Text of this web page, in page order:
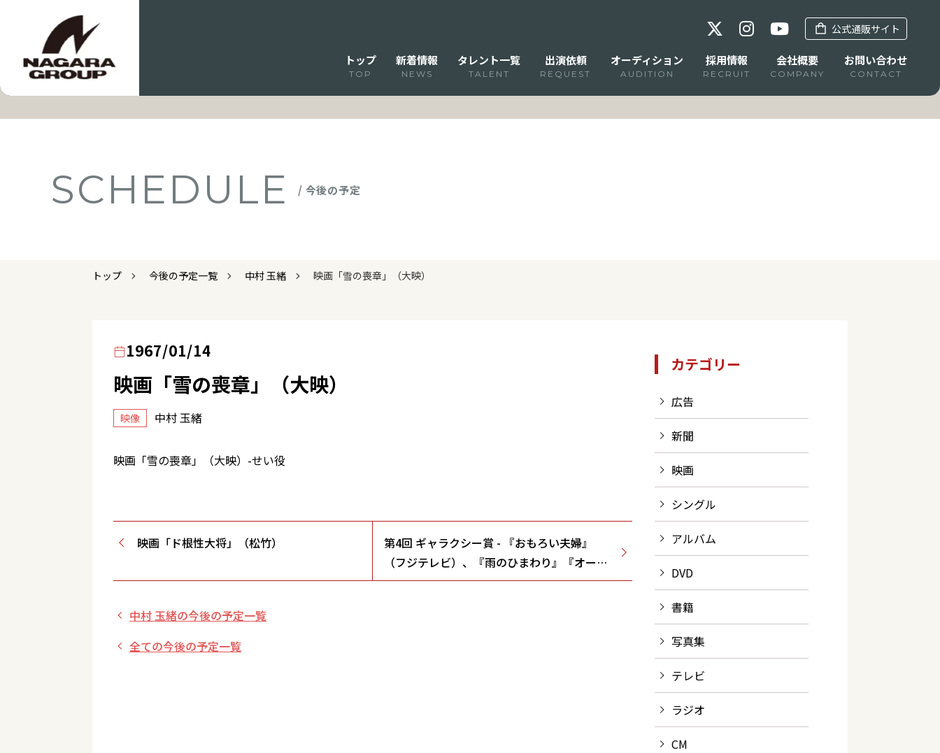
公式通販サイト
トップ
TOP
新着情報
NEWS
タレント一覧
TALENT
出演依頼
REQUEST
オーディション
AUDITION
採用情報
RECRUIT
会社概要
COMPANY
お問い合わせ
CONTACT
SCHEDULE / 今後の予定
トップ 今後の予定一覧 中村 玉緒 映画「雪の喪章」（大映）
1967/01/14
映画「雪の喪章」（大映）
映像 中村 玉緒
映画「雪の喪章」（大映）-せい役
映画「ド根性大将」（松竹）
第4回 ギャラクシー賞 - 『おもろい夫婦』
（フジテレビ）、『雨のひまわり』『オー
イ・わーい・チチチ』（日本テレビ）
中村 玉緒の今後の予定一覧
全ての今後の予定一覧
カテゴリー
広告
新聞
映画
シングル
アルバム
DVD
書籍
写真集
テレビ
ラジオ
CM